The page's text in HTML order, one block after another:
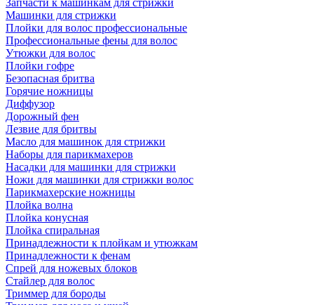
Запчасти к машинкам для стрижки
Машинки для стрижки
Плойки для волос профессиональные
Профессиональные фены для волос
Утюжки для волос
Плойки гофре
Безопасная бритва
Горячие ножницы
Диффузор
Дорожный фен
Лезвие для бритвы
Масло для машинок для стрижки
Наборы для парикмахеров
Насадки для машинки для стрижки
Ножи для машинки для стрижки волос
Парикмахерские ножницы
Плойка волна
Плойка конусная
Плойка спиральная
Принадлежности к плойкам и утюжкам
Принадлежности к фенам
Спрей для ножевых блоков
Стайлер для волос
Триммер для бороды